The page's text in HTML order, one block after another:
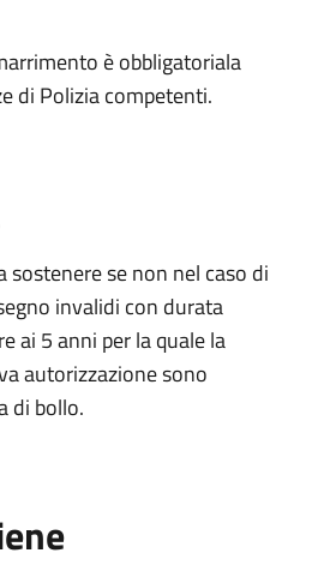
è obbligatoriala
di Polizia competenti.
sostenere se non nel caso di
invalidi con durata
ai 5 anni per la quale la
autorizzazione sono
di bollo.